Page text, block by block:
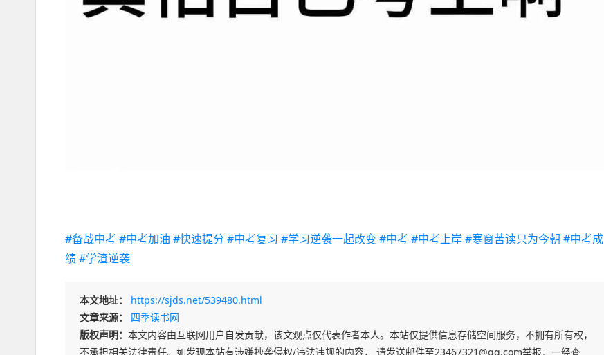
#备战中考 #中考加油 #快速提分 #中考复习 #学习逆袭一起改变 #中考 #中考上岸#寒窗苦读只为今朝 #中考成
绩#学渣逆袭
本文地址：
https://sjds.net/539480.html
文章来源：
四季读书网
版权声明： 本文内容由互联网用户自发贡献，该文观点仅代表作者本人。本站仅提供信息存储空间服务，不拥有所有权，
不承担相关法律责任。如发现本站有涉嫌抄袭侵权/违法违规的内容， 请发送邮件至23467321@qq.com举报，一经查